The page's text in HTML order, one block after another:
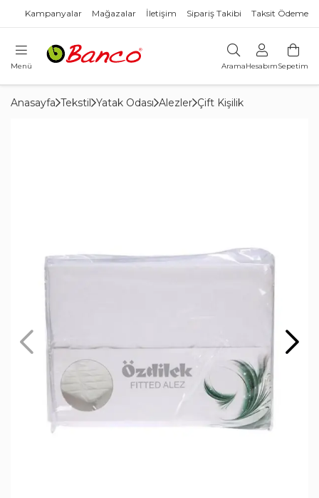
Kampanyalar Mağazalar İletişim Sipariş Takibi Taksit Ödeme
Menü AramaHesabımSepetim
Anasayfa Tekstil Yatak Odası Alezler Çift Kişilik